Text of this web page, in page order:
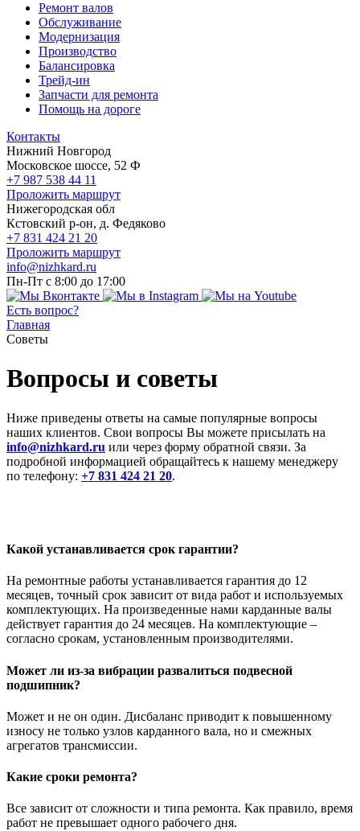
Ремонт валов
Обслуживание
Модернизация
Производство
Балансировка
Трейд-ин
Запчасти для ремонта
Помощь на дороге
Контакты
Нижний Новгород
Московское шоссе, 52 Ф
+7 987 538 44 11
Проложить маршрут
Нижегородская обл
Кстовский р-он, д. Федяково
+7 831 424 21 20
Проложить маршрут
info@nizhkard.ru
Пн-Пт с 8:00 до 17:00
Есть вопрос?
Главная
Советы
Вопросы и советы
Ниже приведены ответы на самые популярные вопросы
наших клиентов. Свои вопросы Вы можете присылать на
info@nizhkard.ru или через форму обратной связи. За
подробной информацией обращайтесь к нашему менеджеру
по телефону: +7 831 424 21 20.
Какой устанавливается срок гарантии?
На ремонтные работы устанавливается гарантия до 12
месяцев, точный срок зависит от вида работ и используемых
комплектующих. На произведенные нами карданные валы
действует гарантия до 24 месяцев. На комплектующие –
согласно срокам, установленным производителями.
Может ли из-за вибрации развалиться подвесной
подшипник?
Может и не он один. Дисбаланс приводит к повышенному
износу не только узлов карданного вала, но и смежных
агрегатов трансмиссии.
Какие сроки ремонта?
Все зависит от сложности и типа ремонта. Как правило, время
работ не превышает одного рабочего дня.